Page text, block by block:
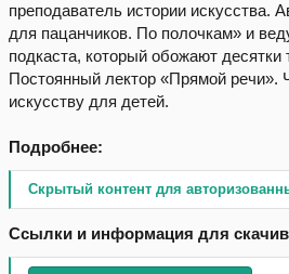
преподаватель истории искусства.
для пацанчиков. По полочкам» и
подкаста, который обожают
Постоянный лектор «Прямой речи».
искусству для детей.
Подробнее:
Скрытый контент для
Ссылки и информация для